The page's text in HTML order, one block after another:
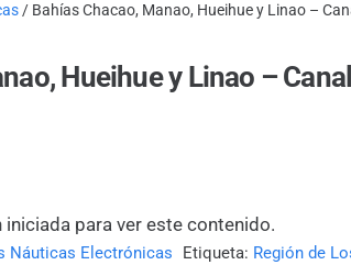
/ Bahías Chacao, Manao, Hueihue y Linao –
Hueihue y Linao –
para ver este contenido.
Náuticas Electrónicas Etiqueta: Región de